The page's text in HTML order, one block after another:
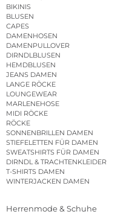
BIKINIS
BLUSEN
CAPES
DAMENHOSEN
DAMENPULLOVER
DIRNDLBLUSEN
HEMDBLUSEN
JEANS DAMEN
LANGE RÖCKE
LOUNGEWEAR
MARLENEHOSE
MIDI RÖCKE
RÖCKE
SONNENBRILLEN DAMEN
STIEFELETTEN FÜR DAMEN
SWEATSHIRTS FÜR DAMEN
DIRNDL & TRACHTENKLEIDER
T-SHIRTS DAMEN
WINTERJACKEN DAMEN
Herrenmode & Schuhe